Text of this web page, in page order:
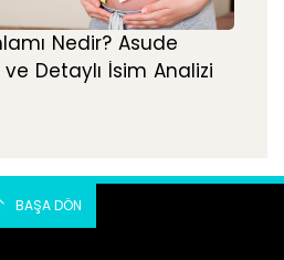
Nedir? Asude
Detaylı İsim Analizi
BAŞA DÖN